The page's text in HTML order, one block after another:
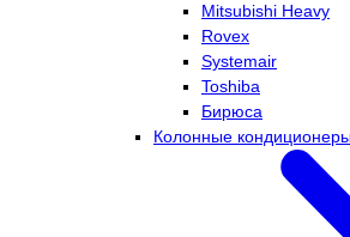
Mitsubishi Heavy
Rovex
Systemair
Toshiba
Бирюса
Колонные